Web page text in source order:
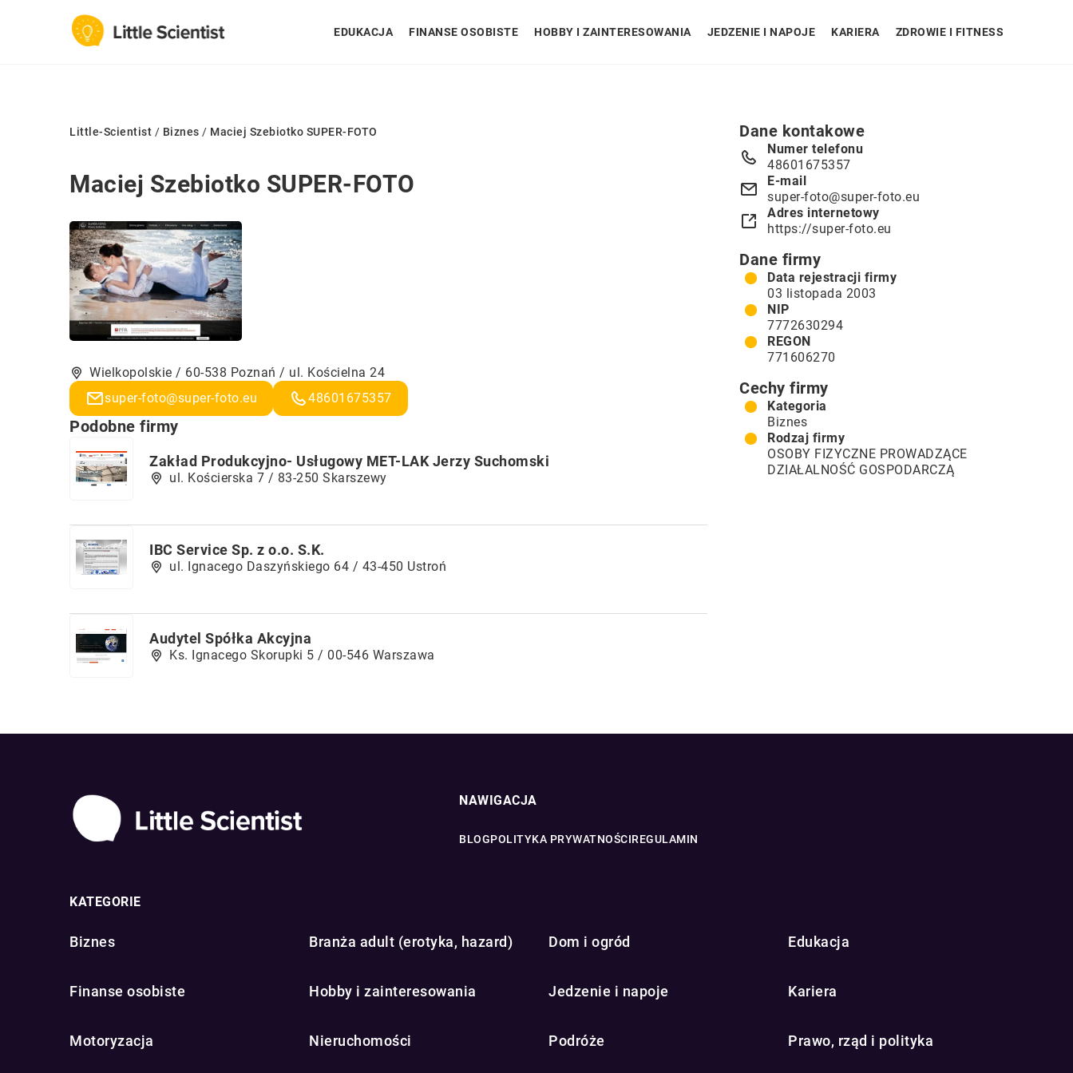
EDUKACJA FINANSE OSOBISTE HOBBY I ZAINTERESOWANIA JEDZENIE I NAPOJE KARIERA ZDROWIE I FITNESS
Little-Scientist / Biznes / Maciej Szebiotko SUPER-FOTO
Maciej Szebiotko SUPER-FOTO
Wielkopolskie / 60-538 Poznań / ul. Kościelna 24
super-foto@super-foto.eu
48601675357
Podobne firmy
Zakład Produkcyjno- Usługowy MET-LAK Jerzy Suchomski
ul. Kościerska 7 / 83-250 Skarszewy
IBC Service Sp. z o.o. S.K.
ul. Ignacego Daszyńskiego 64 / 43-450 Ustroń
Audytel Spółka Akcyjna
Ks. Ignacego Skorupki 5 / 00-546 Warszawa
Dane kontakowe
Numer telefonu
48601675357
E-mail
super-foto@super-foto.eu
Adres internetowy
https://super-foto.eu
Dane firmy
Data rejestracji firmy
03 listopada 2003
NIP
7772630294
REGON
771606270
Cechy firmy
Kategoria
Biznes
Rodzaj firmy
OSOBY FIZYCZNE PROWADZĄCE
DZIAŁALNOŚĆ GOSPODARCZĄ
NAWIGACJA
BLOGPOLITYKA PRYWATNOŚCIREGULAMIN
KATEGORIE
Biznes Branża adult (erotyka, hazard) Dom i ogród Edukacja
Finanse osobiste Hobby i zainteresowania Jedzenie i napoje Kariera
Motoryzacja Nieruchomości Podróże Prawo, rząd i polityka